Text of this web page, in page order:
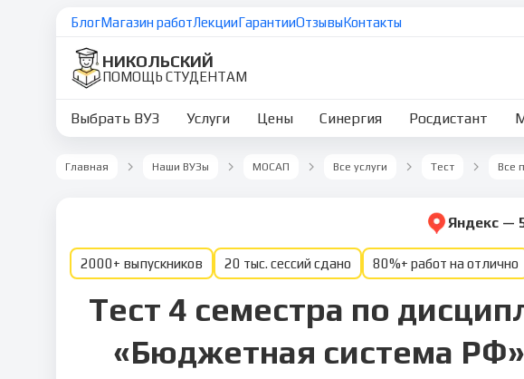
БлогМагазин работЛекцииГарантииОтзывыКонтакты
НИКОЛЬСКИЙ
ПОМОЩЬ СТУДЕНТАМ
Выбрать ВУЗ Услуги Цены Синергия Росдистант
Главная Наши ВУЗы МОСАП Все услуги Тест Все
Яндекс —
2000+ выпускников 20 тыс. сессий сдано 80%+ работ на отлично
Тест 4 семестра по
«Бюджетная система